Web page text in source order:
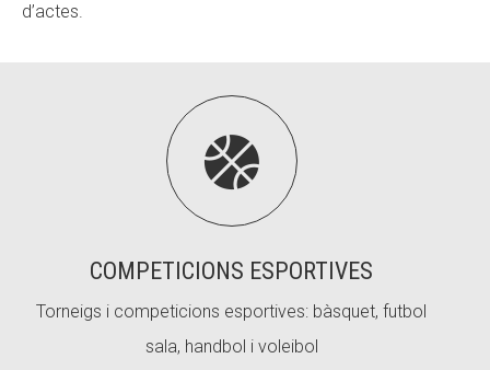
d’actes.

COMPETICIONS ESPORTIVES
Torneigs i competicions esportives: bàsquet, futbol
sala, handbol i voleibol